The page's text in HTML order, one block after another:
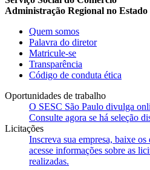
Administração Regional no Estado
Quem somos
Palavra do diretor
Matricule-se
Transparência
Código de conduta ética
Oportunidades de trabalho
O SESC São Paulo divulga
Consulte agora se há seleção
Licitações
Inscreva sua empresa, baixe os
acesse informações sobre as
realizadas.